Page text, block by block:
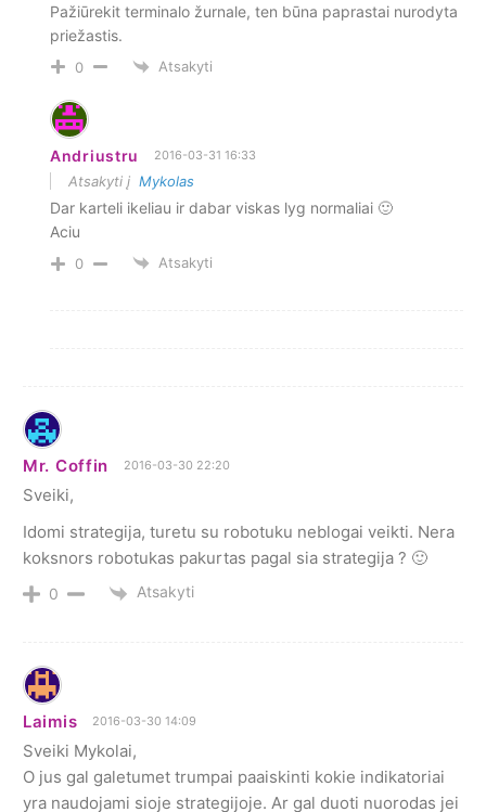
Pažiūrekit terminalo žurnale, ten būna paprastai nurodyta
priežastis.
0 Atsakyti
Andriustru 2016-03-31 16:33
Atsakyti į Mykolas
Dar karteli ikeliau ir dabar viskas lyg normaliai 🙂
Aciu
0 Atsakyti
Mr. Coffin 2016-03-30 22:20
Sveiki,
Idomi strategija, turetu su robotuku neblogai veikti. Nera
koksnors robotukas pakurtas pagal sia strategija ? 🙂
0 Atsakyti
Laimis 2016-03-30 14:09
Sveiki Mykolai,
O jus gal galetumet trumpai paaiskinti kokie indikatoriai
yra naudojami sioje strategijoje. Ar gal duoti nuorodas jei